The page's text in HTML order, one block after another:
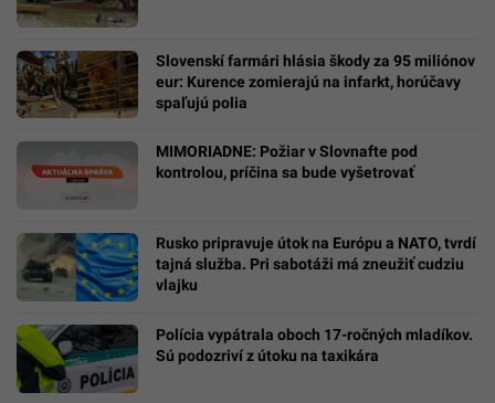
Slovenskí farmári hlásia škody za 95 miliónov
eur: Kurence zomierajú na infarkt, horúčavy
spaľujú polia
MIMORIADNE: Požiar v Slovnafte pod
kontrolou, príčina sa bude vyšetrovať
Rusko pripravuje útok na Európu a NATO, tvrdí
tajná služba. Pri sabotáži má zneužiť cudziu
vlajku
Polícia vypátrala oboch 17-ročných mladíkov.
Sú podozriví z útoku na taxikára